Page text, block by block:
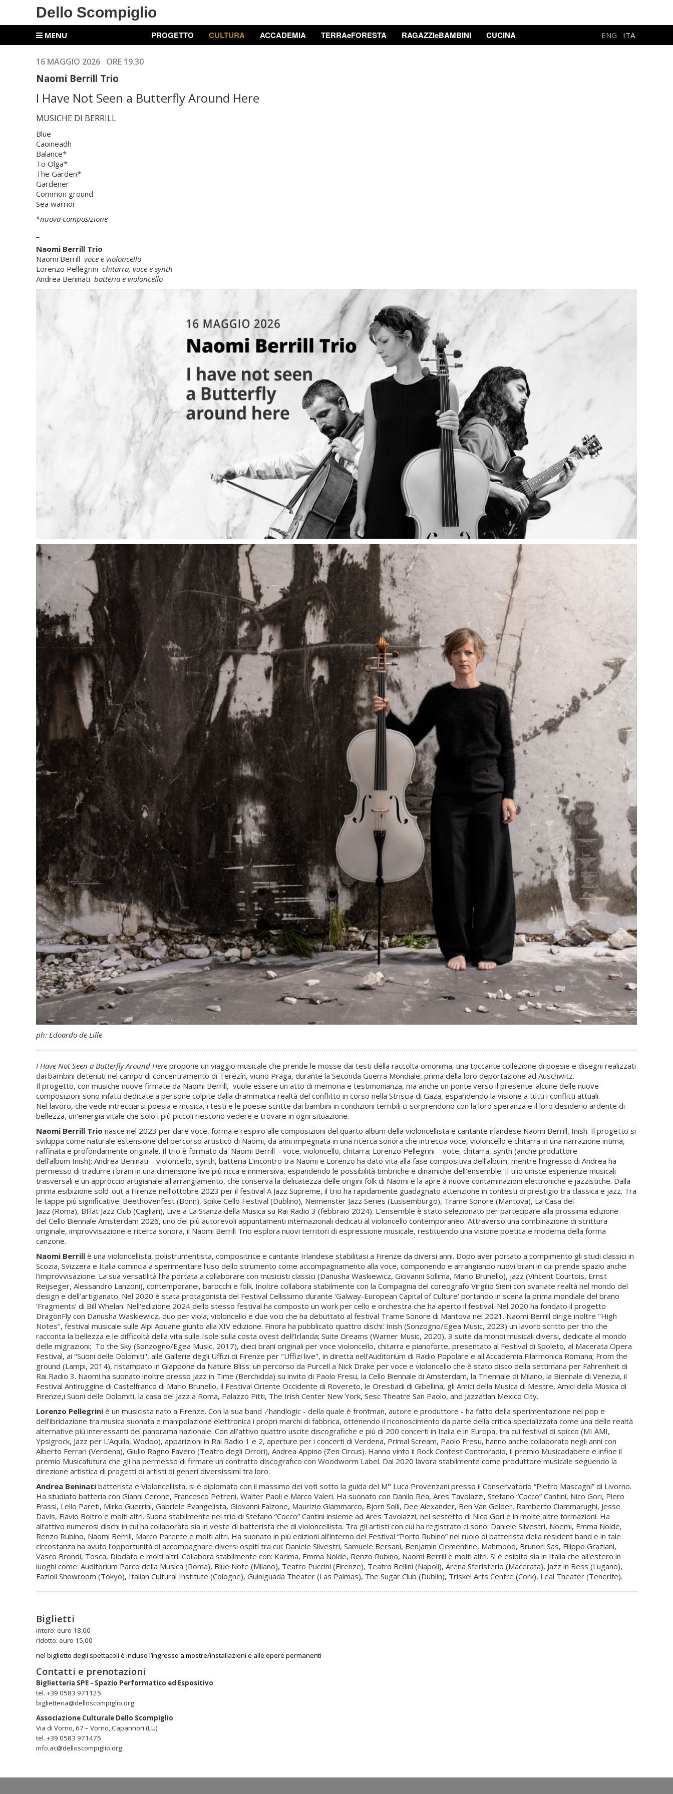
Dello Scompiglio
MENU PROGETTO CULTURA ACCADEMIA TERRAeFORESTA RAGAZZIeBAMBINI CUCINA ENG ITA
16 MAGGIO 2026 ORE 19.30
Naomi Berrill Trio
I Have Not Seen a Butterfly Around Here
MUSICHE DI BERRILL
Blue
Caoineadh
Balance*
To Olga*
The Garden*
Gardener
Common ground
Sea warrior
*nuova composizione
Naomi Berrill Trio
Naomi Berrill voce e violoncello
Lorenzo Pellegrini chitarra, voce e synth
Andrea Beninati batteria e violoncello
ph: Edoardo de Lille
I Have Not Seen a Butterfly Around Here propone un viaggio musicale che prende le mosse dai testi della raccolta omonima, una toccante collezione di poesie e disegni realizzati
dai bambini detenuti nel campo di concentramento di Terezín, vicino Praga, durante la Seconda Guerra Mondiale, prima della loro deportazione ad Auschwitz.
Il progetto, con musiche nuove firmate da Naomi Berrill, vuole essere un atto di memoria e testimonianza, ma anche un ponte verso il presente: alcune delle nuove
composizioni sono infatti dedicate a persone colpite dalla drammatica realtà del conflitto in corso nella Striscia di Gaza, espandendo la visione a tutti i conflitti attuali.
Nel lavoro, che vede intrecciarsi poesia e musica, i testi e le poesie scritte dai bambini in condizioni terribili ci sorprendono con la loro speranza e il loro desiderio ardente di
bellezza, un’energia vitale che solo i più piccoli riescono vedere e trovare in ogni situazione.
Naomi Berrill Trio nasce nel 2023 per dare voce, forma e respiro alle composizioni del quarto album della violoncellista e cantante irlandese Naomi Berrill, Inish. Il progetto si
sviluppa come naturale estensione del percorso artistico di Naomi, da anni impegnata in una ricerca sonora che intreccia voce, violoncello e chitarra in una narrazione intima,
raffinata e profondamente originale. Il trio è formato da: Naomi Berrill – voce, violoncello, chitarra; Lorenzo Pellegrini – voce, chitarra, synth (anche produttore
dell’album Inish); Andrea Beninati – violoncello, synth, batteria L’incontro tra Naomi e Lorenzo ha dato vita alla fase compositiva dell’album, mentre l’ingresso di Andrea ha
permesso di tradurre i brani in una dimensione live più ricca e immersiva, espandendo le possibilità timbriche e dinamiche dell’ensemble. Il trio unisce esperienze musicali
trasversali e un approccio artigianale all’arrangiamento, che conserva la delicatezza delle origini folk di Naomi e la apre a nuove contaminazioni elettroniche e jazzistiche. Dalla
prima esibizione sold-out a Firenze nell’ottobre 2023 per il festival A Jazz Supreme, il trio ha rapidamente guadagnato attenzione in contesti di prestigio tra classica e jazz. Tra
le tappe più significative: Beethovenfest (Bonn), Spike Cello Festival (Dublino), Neimënster Jazz Series (Lussemburgo), Trame Sonore (Mantova), La Casa del
Jazz (Roma), BFlat Jazz Club (Cagliari), Live a La Stanza della Musica su Rai Radio 3 (febbraio 2024). L’ensemble è stato selezionato per partecipare alla prossima edizione
del Cello Biennale Amsterdam 2026, uno dei più autorevoli appuntamenti internazionali dedicati al violoncello contemporaneo. Attraverso una combinazione di scrittura
originale, improvvisazione e ricerca sonora, il Naomi Berrill Trio esplora nuovi territori di espressione musicale, restituendo una visione poetica e moderna della forma
canzone.
Naomi Berrill è una violoncellista, polistrumentista, compositrice e cantante Irlandese stabilitasi a Firenze da diversi anni. Dopo aver portato a compimento gli studi classici in
Scozia, Svizzera e Italia comincia a sperimentare l’uso dello strumento come accompagnamento alla voce, componendo e arrangiando nuovi brani in cui prende spazio anche
l’improvvisazione. La sua versatilità l’ha portata a collaborare con musicisti classici (Danusha Waskiewicz, Giovanni Sollima, Mario Brunello), jazz (Vincent Courtois, Ernst
Reijseger, Alessandro Lanzoni), contemporanei, barocchi e folk. Inoltre collabora stabilmente con la Compagnia del coreografo Virgilio Sieni con svariate realtà nel mondo del
design e dell’artigianato. Nel 2020 è stata protagonista del Festival Cellissimo durante 'Galway-European Capital of Culture' portando in scena la prima mondiale del brano
‘Fragments’ di Bill Whelan. Nell'edizione 2024 dello stesso festival ha composto un work per cello e orchestra che ha aperto il festival. Nel 2020 ha fondato il progetto
DragonFly con Danusha Waskiewicz, duo per viola, violoncello e due voci che ha debuttato al festival Trame Sonore di Mantova nel 2021. Naomi Berrill dirige inoltre "High
Notes", festival musicale sulle Alpi Apuane giunto alla XIV edizione. Finora ha pubblicato quattro dischi: Inish (Sonzogno/Egea Music, 2023) un lavoro scritto per trio che
racconta la bellezza e le difficoltà della vita sulle Isole sulla costa ovest dell'Irlanda; Suite Dreams (Warner Music, 2020), 3 suite da mondi musicali diversi, dedicate al mondo
delle migrazioni; To the Sky (Sonzogno/Egea Music, 2017), dieci brani originali per voce violoncello, chitarra e pianoforte, presentato al Festival di Spoleto, al Macerata Opera
Festival, ai "Suoni delle Dolomiti", alle Gallerie degli Uffizi di Firenze per "Uffizi live", in diretta nell'Auditorium di Radio Popolare e all'Accademia Filarmonica Romana; From the
ground (Lampi, 2014), ristampato in Giappone da Nature Bliss: un percorso da Purcell a Nick Drake per voce e violoncello che è stato disco della settimana per Fahrenheit di
Rai Radio 3. Naomi ha suonato inoltre presso Jazz in Time (Berchidda) su invito di Paolo Fresu, la Cello Biennale di Amsterdam, la Triennale di Milano, la Biennale di Venezia, il
Festival Antiruggine di Castelfranco di Mario Brunello, il Festival Oriente Occidente di Rovereto, le Orestiadi di Gibellina, gli Amici della Musica di Mestre, Amici della Musica di
Firenze,i Suoni delle Dolomiti, la casa del Jazz a Roma, Palazzo Pitti, The Irish Center New York, Sesc Theatre San Paolo, and Jazzatlan Mexico City.
Lorenzo Pellegrini è un musicista nato a Firenze. Con la sua band ⁄ handlogic - della quale è frontman, autore e produttore - ha fatto della sperimentazione nel pop e
dell’ibridazione tra musica suonata e manipolazione elettronica i propri marchi di fabbrica, ottenendo il riconoscimento da parte della critica specializzata come una delle realtà
alternative più interessanti del panorama nazionale. Con all’attivo quattro uscite discografiche e più di 200 concerti in Italia e in Europa, tra cui festival di spicco (MI AMI,
Ypsigrock, Jazz per L’Aquila, Wodoo), apparizioni in Rai Radio 1 e 2, aperture per i concerti di Verdena, Primal Scream, Paolo Fresu, hanno anche collaborato negli anni con
Alberto Ferrari (Verdena), Giulio Ragno Favero (Teatro degli Orrori), Andrea Appino (Zen Circus). Hanno vinto il Rock Contest Controradio, il premio Musicadabere e infine il
premio Musicafutura che gli ha permesso di firmare un contratto discografico con Woodworm Label. Dal 2020 lavora stabilmente come produttore musicale seguendo la
direzione artistica di progetti di artisti di generi diversissimi tra loro.
Andrea Beninati batterista e Violoncellista, si è diplomato con il massimo dei voti sotto la guida del M° Luca Provenzani presso il Conservatorio “Pietro Mascagni” di Livorno.
Ha studiato batteria con Gianni Cerone, Francesco Petreni, Walter Paoli e Marco Valeri. Ha suonato con Danilo Rea, Ares Tavolazzi, Stefano “Cocco” Cantini, Nico Gori, Piero
Frassi, Lello Pareti, Mirko Guerrini, Gabriele Evangelista, Giovanni Falzone, Maurizio Giammarco, Bjorn Solli, Dee Alexander, Ben Van Gelder, Ramberto Ciammarughi, Jesse
Davis, Flavio Boltro e molti altri. Suona stabilmente nel trio di Stefano “Cocco” Cantini insieme ad Ares Tavolazzi, nel sestetto di Nico Gori e in molte altre formazioni. Ha
all’attivo numerosi dischi in cui ha collaborato sia in veste di batterista che di violoncellista. Tra gli artisti con cui ha registrato ci sono: Daniele Silvestri, Noemi, Emma Nolde,
Renzo Rubino, Naomi Berrill, Marco Parente e molti altri. Ha suonato in più edizioni all’interno del Festival “Porto Rubino” nel ruolo di batterista della resident band e in tale
circostanza ha avuto l’opportunità di accompagnare diversi ospiti tra cui: Daniele Silvestri, Samuele Bersani, Benjamin Clementine, Mahmood, Brunori Sas, Filippo Graziani,
Vasco Brondi, Tosca, Diodato e molti altri. Collabora stabilmente con: Karima, Emma Nolde, Renzo Rubino, Naomi Berrill e molti altri. Si è esibito sia in Italia che all'estero in
luoghi come: Auditorium Parco della Musica (Roma), Blue Note (Milano), Teatro Puccini (Firenze), Teatro Bellini (Napoli), Arena Sferisterio (Macerata), Jazz in Bess (Lugano),
Fazioli Showroom (Tokyo), Italian Cultural Institute (Cologne), Guiniguada Theater (Las Palmas), The Sugar Club (Dublin), Triskel Arts Centre (Cork), Leal Theater (Tenerife).
Biglietti
intero: euro 18,00
ridotto: euro 15,00
nel biglietto degli spettacoli è incluso l’ingresso a mostre/installazioni e alle opere permanenti
Contatti e prenotazioni
Biglietteria SPE - Spazio Performatico ed Espositivo
tel. +39 0583 971125
biglietteria@delloscompiglio.org
Associazione Culturale Dello Scompiglio
Via di Vorno, 67 – Vorno, Capannori (LU)
tel. +39 0583 971475
info.ac@delloscompiglio.org